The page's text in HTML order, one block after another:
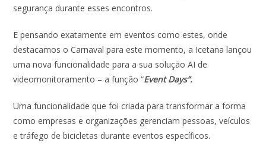
segurança durante esses encontros.
E pensando exatamente em eventos como estes, onde
destacamos o Carnaval para este momento, a Icetana lançou
uma nova funcionalidade para a sua solução AI de
videomonitoramento – a função “Event Days”.
Uma funcionalidade que foi criada para transformar a forma
como empresas e organizações gerenciam pessoas, veículos
e tráfego de bicicletas durante eventos específicos.